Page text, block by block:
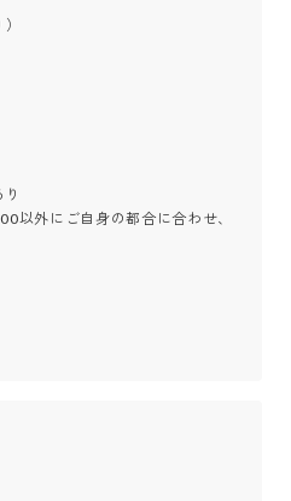
以外にご自身の都合に合わせ、